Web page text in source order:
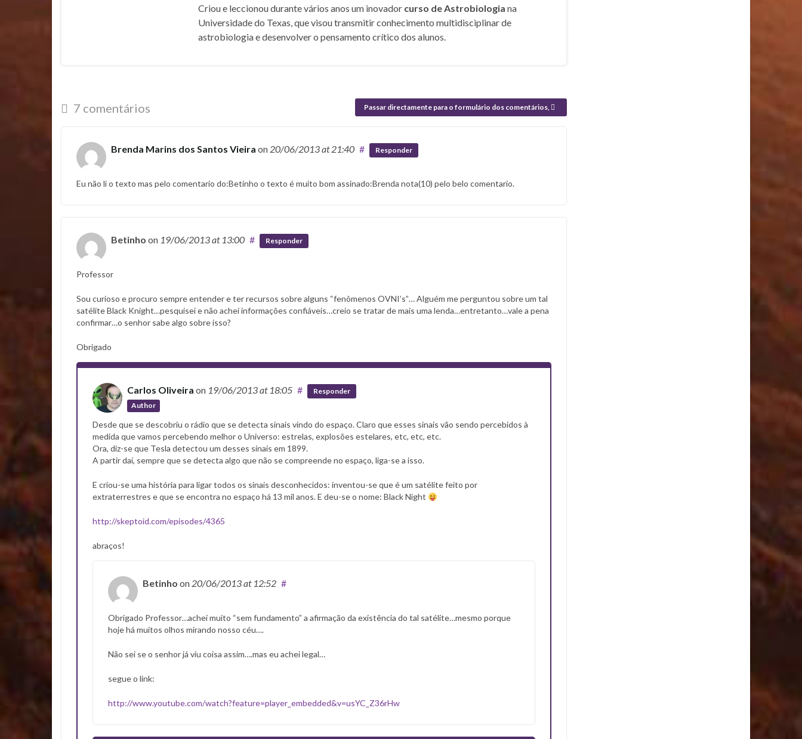
Criou e leccionou durante vários anos um inovador curso de Astrobiologia na
Universidade do Texas, que visou transmitir conhecimento multidisciplinar de
astrobiologia e desenvolver o pensamento crítico dos alunos.
7 comentários Passar directamente para o formulário dos comentários,
Brenda Marins dos Santos Vieira on 20/06/2013at 21:40 # Responder
Eu não li o texto mas pelo comentario do:Betinho o texto é muito bom assinado:Brenda nota(10) pelo belo comentario.
Betinho on 19/06/2013at 13:00 # Responder
Professor
Sou curioso e procuro sempre entender e ter recursos sobre alguns “fenômenos OVNI’s”… Alguém me perguntou sobre um tal
satélite Black Knight…pesquisei e não achei informações confiáveis…creio se tratar de mais uma lenda…entretanto…vale a pena
confirmar…o senhor sabe algo sobre isso?
Obrigado
Carlos Oliveira on 19/06/2013at 18:05
Author
# Responder
Desde que se descobriu o rádio que se detecta sinais vindo do espaço. Claro que esses sinais vão sendo percebidos à
medida que vamos percebendo melhor o Universo: estrelas, explosões estelares, etc, etc, etc.
Ora, diz-se que Tesla detectou um desses sinais em 1899.
A partir daí, sempre que se detecta algo que não se compreende no espaço, liga-se a isso.
E criou-se uma história para ligar todos os sinais desconhecidos: inventou-se que é um satélite feito por
extraterrestres e que se encontra no espaço há 13 mil anos. E deu-se o nome: Black Night
http://skeptoid.com/episodes/4365
abraços!
Betinho on 20/06/2013at 12:52 #
Obrigado Professor…achei muito “sem fundamento” a afirmação da existência do tal satélite…mesmo porque
hoje há muitos olhos mirando nosso céu….
Não sei se o senhor já viu coisa assim….mas eu achei legal…
segue o link:
http://www.youtube.com/watch?feature=player_embedded&v=usYC_Z36rHw